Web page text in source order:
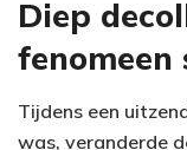
Diep
fenomeen
Tijdens een
was, veranderde